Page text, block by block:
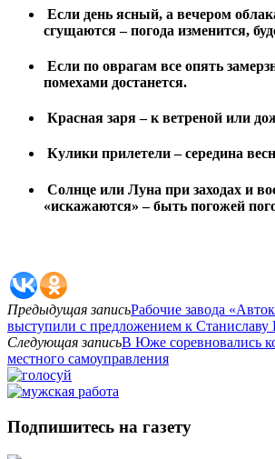
Если день ясный, а вечером
сгущаются – погода изменится,
Если по оврагам все опять
помехами достанется.
Красная заря – к ветреной или
Кулики прилетели – середина
Солнце или Луна при заходах и
«искажаются» – быть погожей
Предыдущая записьРабочие завода
выступили с предложением к Станиславу
Следующая записьВ Юже соревновались
местного самоуправления
Подпишитесь на газету